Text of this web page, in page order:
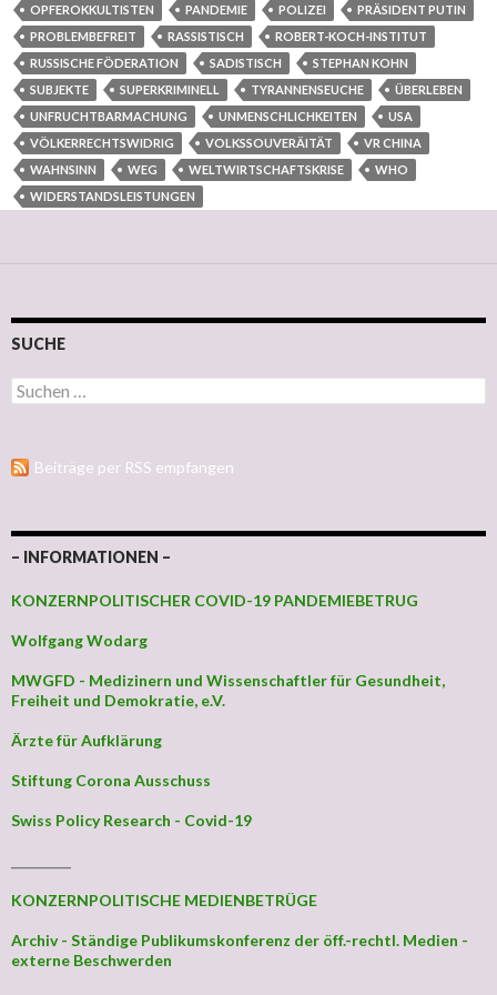
OPFEROKKULTISTEN
PANDEMIE POLIZEI
PRÄSIDENT PUTIN
PROBLEMBEFREIT
RASSISTISCH
ROBERT-KOCH-INSTITUT
RUSSISCHE FÖDERATION
SADISTISCH
STEPHAN KOHN
SUBJEKTE
SUPERKRIMINELL TYRANNENSEUCHE
ÜBERLEBEN
UNFRUCHTBARMACHUNG
UNMENSCHLICHKEITEN
USA
VÖLKERRECHTSWIDRIG
VOLKSSOUVERÄITÄT
VR CHINA
WAHNSINN
WEG WELTWIRTSCHAFTSKRISE
WHO
WIDERSTANDSLEISTUNGEN
SUCHE
Suchen nach:
Beiträge per RSS empfangen
– INFORMATIONEN –
KONZERNPOLITISCHER COVID-19 PANDEMIEBETRUG
Wolfgang Wodarg
MWGFD - Medizinern und Wissenschaftler für Gesundheit,
Freiheit und Demokratie, e.V.
Ärzte für Aufklärung
Stiftung Corona Ausschuss
Swiss Policy Research - Covid-19
KONZERNPOLITISCHE MEDIENBETRÜGE
Archiv - Ständige Publikumskonferenz der öff.-rechtl. Medien -
externe Beschwerden